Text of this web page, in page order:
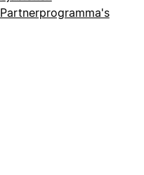
Partnerprogramma's